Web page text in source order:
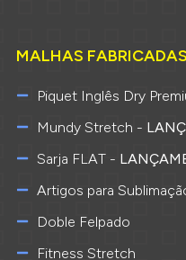
MALHAS FABRICADAS
Piquet Inglês Dry
Mundy Stretch -
Sarja FLAT -
Artigos para
Doble Felpado
Fitness Stretch